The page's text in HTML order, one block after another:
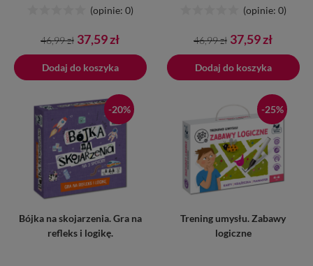
(opinie: 0)
Cena
podstawowa
46,99 zł Cena
37,59 zł
Dodaj do koszyka
(opinie: 0)
Cena
podstawowa
46,99 zł Cena
37,59 zł
Dodaj do koszyka
Dodano do koszyka
-20%
Bójka na skojarzenia. Gra na
refleks i logikę.
-25%
Trening umysłu. Zabawy
logiczne